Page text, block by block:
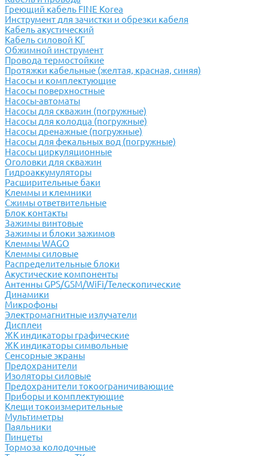
Греющий кабель FINE Korea
Инструмент для зачистки и обрезки кабеля
Кабель акустический
Кабель силовой КГ
Обжимной инструмент
Провода термостойкие
Протяжки кабельные (желтая, красная, синяя)
Насосы и комплектующие
Насосы поверхностные
Насосы-автоматы
Насосы для скважин (погружные)
Насосы для колодца (погружные)
Насосы дренажные (погружные)
Насосы для фекальных вод (погружные)
Насосы циркуляционные
Оголовки для скважин
Гидроаккумуляторы
Расширительные баки
Клеммы и клемники
Cжимы ответвительные
Блок контакты
Зажимы винтовые
Зажимы и блоки зажимов
Клеммы WAGO
Клеммы силовые
Распределительные блоки
Акустические компоненты
Антенны GPS/GSM/WiFi/Телескопические
Динамики
Микрофоны
Электромагнитные излучатели
Дисплеи
ЖК индикаторы графические
ЖК индикаторы символьные
Сенсорные экраны
Предохранители
Изоляторы силовые
Предохранители токоограничивающие
Приборы и комплектующие
Клещи токоизмерительные
Мультиметры
Паяльники
Пинцеты
Тормоза колодочные